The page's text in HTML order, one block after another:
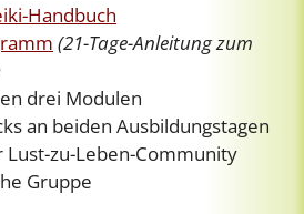
Handbuch
(21-Tage-Anleitung zum
drei Modulen
an beiden Ausbildungstagen
Lust-zu-Leben-Community
Gruppe